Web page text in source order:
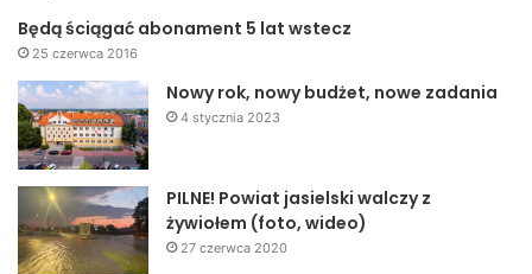
Będą ściągać abonament 5 lat wstecz
25 czerwca 2016
Nowy rok, nowy budżet, nowe zadania
4 stycznia 2023
PILNE! Powiat jasielski walczy z
żywiołem (foto, wideo)
27 czerwca 2020